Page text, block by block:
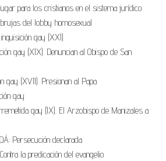
para los cristianos en el sistema jurídico
del lobby homosexual
gay (XXI).
gay (XIX). Denuncian al Obispo de San
gay (XVII). Presionan al Papa
gay
gay (IX). El Arzobispo de Manizales a
Persecución declarada
la predicación del evangelio